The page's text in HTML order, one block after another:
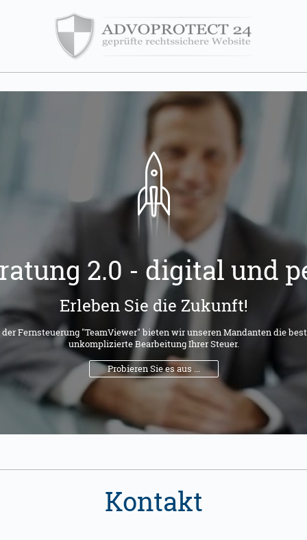
2.0 - digital und
Erleben Sie die Zukunft!
Fernsteuerung "TeamViewer" bieten wir unseren Mandanten die
unkomplizierte Bearbeitung Ihrer Steuer.
Probieren Sie es aus ...
Kontakt